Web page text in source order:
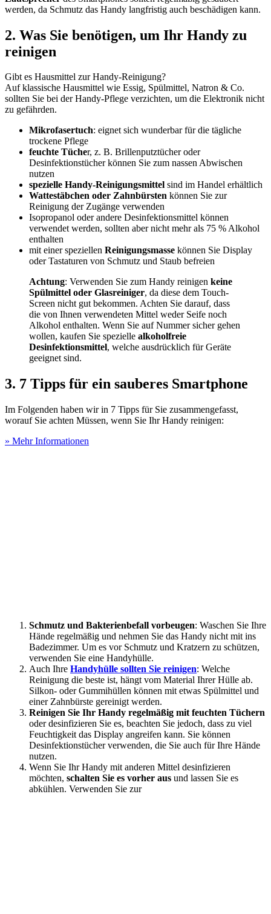
werden, da Schmutz das Handy langfristig auch beschädigen kann.
2. Was Sie benötigen, um Ihr Handy zu
reinigen
Gibt es Hausmittel zur Handy-Reinigung?
Auf klassische Hausmittel wie Essig, Spülmittel, Natron & Co.
sollten Sie bei der Handy-Pflege verzichten, um die Elektronik nicht
zu gefährden.
Mikrofasertuch: eignet sich wunderbar für die tägliche
trockene Pflege
feuchte Tücher, z. B. Brillenputztücher oder
Desinfektionstücher können Sie zum nassen Abwischen
nutzen
spezielle Handy-Reinigungsmittel sind im Handel erhältlich
Wattestäbchen oder Zahnbürsten können Sie zur
Reinigung der Zugänge verwenden
Isopropanol oder andere Desinfektionsmittel können
verwendet werden, sollten aber nicht mehr als 75 % Alkohol
enthalten
mit einer speziellen Reinigungsmasse können Sie Display
oder Tastaturen von Schmutz und Staub befreien
Achtung: Verwenden Sie zum Handy reinigen keine
Spülmittel oder Glasreiniger, da diese dem Touch-
Screen nicht gut bekommen. Achten Sie darauf, dass
die von Ihnen verwendeten Mittel weder Seife noch
Alkohol enthalten. Wenn Sie auf Nummer sicher gehen
wollen, kaufen Sie spezielle alkoholfreie
Desinfektionsmittel, welche ausdrücklich für Geräte
geeignet sind.
3. 7 Tipps für ein sauberes Smartphone
Im Folgenden haben wir in 7 Tipps für Sie zusammengefasst,
worauf Sie achten Müssen, wenn Sie Ihr Handy reinigen:
» Mehr Informationen
Schmutz und Bakterienbefall vorbeugen: Waschen Sie Ihre
Hände regelmäßig und nehmen Sie das Handy nicht mit ins
Badezimmer. Um es vor Schmutz und Kratzern zu schützen,
verwenden Sie eine Handyhülle.
Auch Ihre Handyhülle sollten Sie reinigen: Welche
Reinigung die beste ist, hängt vom Material Ihrer Hülle ab.
Silkon- oder Gummihüllen können mit etwas Spülmittel und
einer Zahnbürste gereinigt werden.
Reinigen Sie Ihr Handy regelmäßig mit feuchten Tüchern
oder desinfizieren Sie es, beachten Sie jedoch, dass zu viel
Feuchtigkeit das Display angreifen kann. Sie können
Desinfektionstücher verwenden, die Sie auch für Ihre Hände
nutzen.
Wenn Sie Ihr Handy mit anderen Mittel desinfizieren
möchten, schalten Sie es vorher aus und lassen Sie es
abkühlen. Verwenden Sie zur